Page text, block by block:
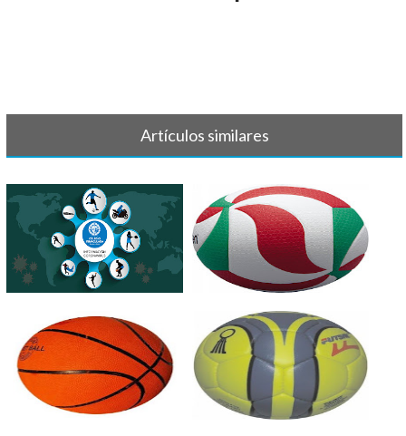
Artículos similares
INFORMACIÓN
CORONAVIRUS -
PARAESCOL[...]
VOLEIBOL - Crónica y
resultados 7-8[...]